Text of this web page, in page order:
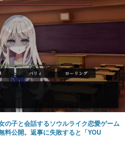
の子と会話するソウルライク恋愛ゲーム
料公開。返事に失敗すると「YOU